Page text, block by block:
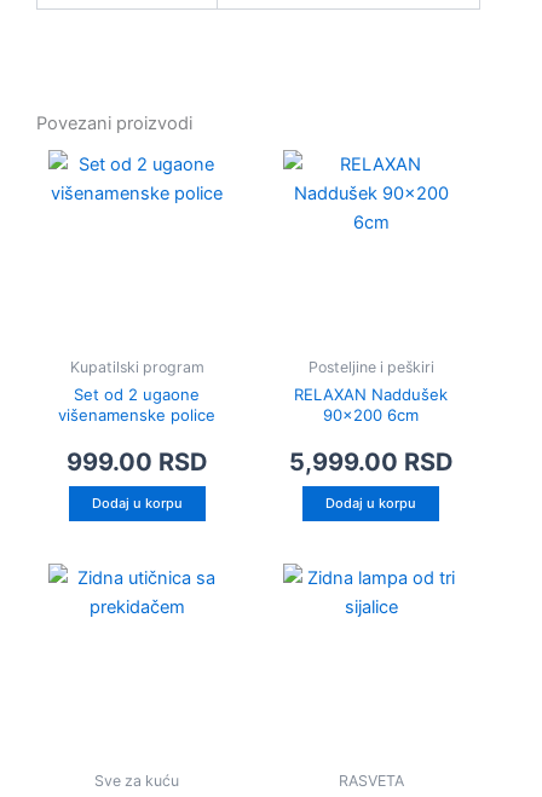
Povezani proizvodi
Kupatilski program
Set od 2 ugaone
višenamenske police
999.00 RSD
Dodaj u korpu
Posteljine i peškiri
RELAXAN Naddušek
90×200 6cm
5,999.00 RSD
Dodaj u korpu
Sve za kuću RASVETA